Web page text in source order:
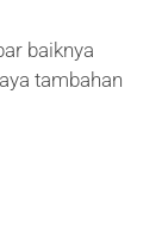
baiknya
tambahan